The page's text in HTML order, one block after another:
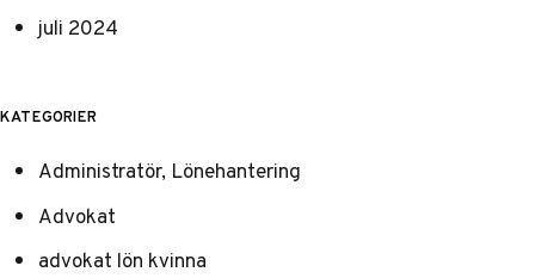
juli 2024
KATEGORIER
Administratör, Lönehantering
Advokat
advokat lön kvinna